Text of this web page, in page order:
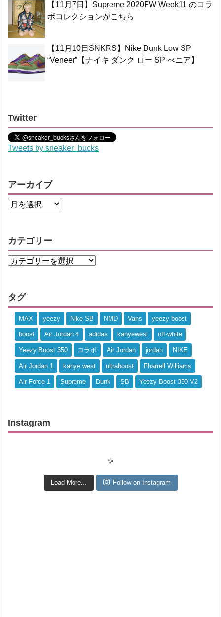
【11月7日】Supreme 2020FW Week11 のコラ
ボコレクションがこちら
【11月10日SNKRS】Nike Dunk Low SP
“Veneer”【ナイキ ダンク ロー SP べニア】
Twitter
Tweets by sneaker_bucks
アーカイブ
カテゴリー
タグ
MAX yeezy Nike SB NMD Vans yeezy boost
boost Air Jordan 4 adidas kanyewest off-white
Yeezy Boost 350 コラボ Air Jordan jordan NIKE
Air Jordan 1 kanye west ultraboost Pharrell Williams
Air Force 1 Supreme Dunk SB Yeezy Boost 350 V2
Instagram
Load More... Follow on Instagram